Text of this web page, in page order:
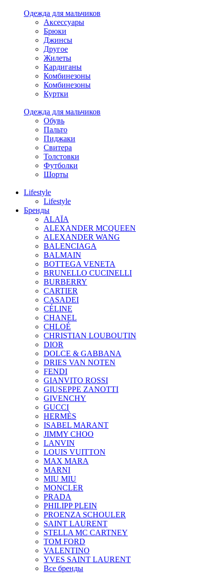
Одежда для мальчиков
Аксессуары
Брюки
Джинсы
Другое
Жилеты
Кардиганы
Комбинезоны
Комбинезоны
Куртки
Одежда для мальчиков
Обувь
Пальто
Пиджаки
Свитера
Толстовки
Футболки
Шорты
Lifestyle
Lifestyle
Бренды
ALAÏA
ALEXANDER MCQUEEN
ALEXANDER WANG
BALENCIAGA
BALMAIN
BOTTEGA VENETA
BRUNELLO CUCINELLI
BURBERRY
CARTIER
CASADEI
CÉLINE
CHANEL
CHLOÉ
CHRISTIAN LOUBOUTIN
DIOR
DOLCE & GABBANA
DRIES VAN NOTEN
FENDI
GIANVITO ROSSI
GIUSEPPE ZANOTTI
GIVENCHY
GUCCI
HERMÈS
ISABEL MARANT
JIMMY CHOO
LANVIN
LOUIS VUITTON
MAX MARA
MARNI
MIU MIU
MONCLER
PRADA
PHILIPP PLEIN
PROENZA SCHOULER
SAINT LAURENT
STELLA MC CARTNEY
TOM FORD
VALENTINO
YVES SAINT LAURENT
Все бренды